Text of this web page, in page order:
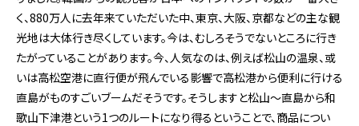
く、880万人に去年来ていただいた中、東京、大阪、京都などの主な観
光地は大体行き尽くしています。今は、むしろそうでないところに行き
たがっていることがあります。今、人気なのは、例えば松山の温泉、或
いは高松空港に直行便が飛んでいる影響で高松港から便利に行ける
直島がものすごいブームだそうです。そうしますと松山～直島から和
歌山下津港という1つのルートになり得るということで、商品につい